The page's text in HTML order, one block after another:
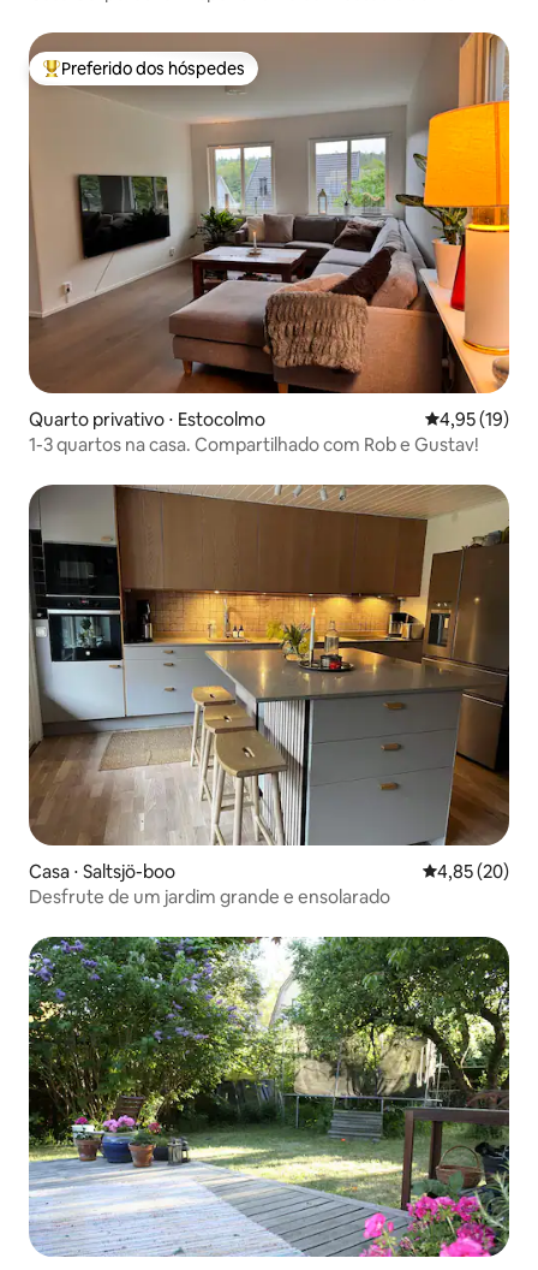
Entre os melhores preferidos dos hóspedes
Preferido dos hóspedes
Quarto privativo ⋅ Estocolmo 4,95 de uma
4,95 (19)
1-3 quartos na casa. Compartilhado com Rob e Gustav!
Casa ⋅ Saltsjö-boo 4,85 de uma
4,85 (20)
Desfrute de um jardim grande e ensolarado